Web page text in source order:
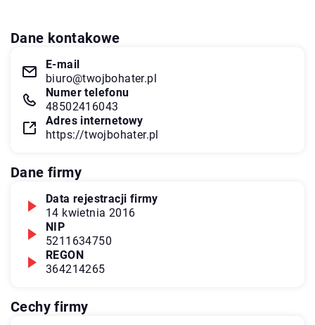
Dane kontakowe
E-mail
biuro@twojbohater.pl
Numer telefonu
48502416043
Adres internetowy
https://twojbohater.pl
Dane firmy
Data rejestracji firmy
14 kwietnia 2016
NIP
5211634750
REGON
364214265
Cechy firmy